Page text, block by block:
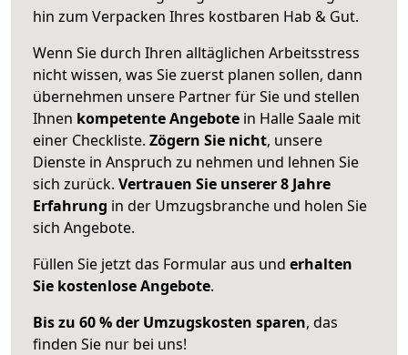
hin zum Verpacken Ihres kostbaren Hab & Gut.
Wenn Sie durch Ihren alltäglichen Arbeitsstress
nicht wissen, was Sie zuerst planen sollen, dann
übernehmen unsere Partner für Sie und stellen
Ihnen kompetente Angebote in Halle Saale mit
einer Checkliste. Zögern Sie nicht, unsere
Dienste in Anspruch zu nehmen und lehnen Sie
sich zurück. Vertrauen Sie unserer 8 Jahre
Erfahrung in der Umzugsbranche und holen Sie
sich Angebote.
Füllen Sie jetzt das Formular aus und erhalten
Sie kostenlose Angebote.
Bis zu 60 % der Umzugskosten sparen, das
finden Sie nur bei uns!